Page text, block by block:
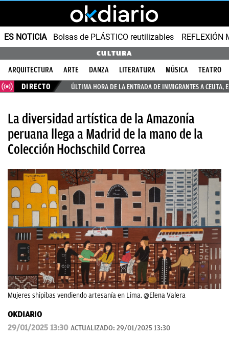
ES NOTICIA Bolsas de PLÁSTICO reutilizables REFLEXIÓN
CULTURA
ARQUITECTURA ARTE DANZA LITERATURA MÚSICA
TEATRO
DIRECTO
ÚLTIMA HORA DE LA ENTRADA DE INMIGRANTES A CEUTA,
La diversidad artística de la Amazonía
peruana llega a Madrid de la mano de la
Colección Hochschild Correa
Mujeres shipibas vendiendo artesanía en Lima. @Elena Valera
OKDIARIO
29/01/2025 13:30 ACTUALIZADO: 29/01/2025 13:30